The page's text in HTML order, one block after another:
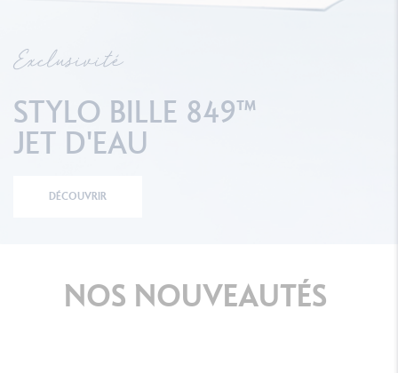
Exclusivité
STYLO BILLE 849™
JET D'EAU
DÉCOUVRIR
NOS NOUVEAUTÉS